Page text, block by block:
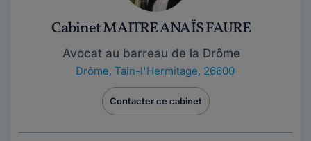
Cabinet MAITRE ANAÏS FAURE
Avocat au barreau de la Drôme
Drôme, Tain-l'Hermitage, 26600
Contacter ce cabinet